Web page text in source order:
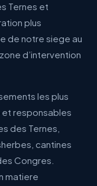
Ternes et
plus
de notre siege au
d’intervention
les plus
responsables
des Ternes,
cantines
Congres.
matiere